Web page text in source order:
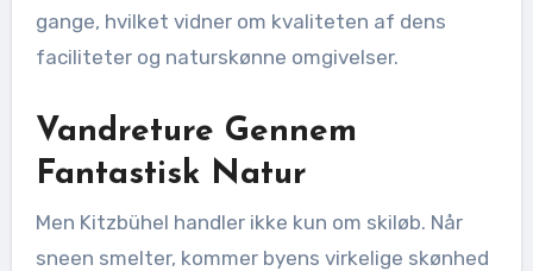
gange, hvilket vidner om kvaliteten af dens
faciliteter og naturskønne omgivelser.
Vandreture Gennem
Fantastisk Natur
Men Kitzbühel handler ikke kun om skiløb. Når
sneen smelter, kommer byens virkelige skønhed